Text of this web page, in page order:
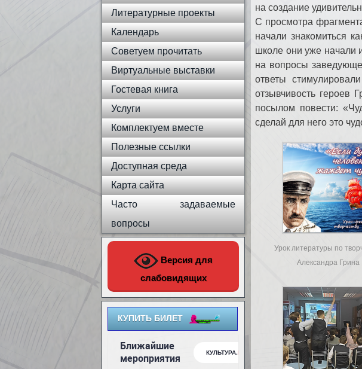
Литературные проекты
Календарь
Советуем прочитать
Виртуальные выставки
Гостевая книга
Услуги
Комплектуем вместе
Полезные ссылки
Доступная среда
Карта сайта
Часто задаваемые
вопросы
Версия для
слабовидящих
КУПИТЬ БИЛЕТ
на создание
С просмотра
начали знакомиться
школе они уже начали
на вопросы
ответы
отзывчивость героев
посылом повести:
сделай для него это
Урок литературы по
Александра Грина